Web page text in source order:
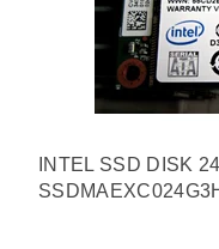
INTEL SSD DISK